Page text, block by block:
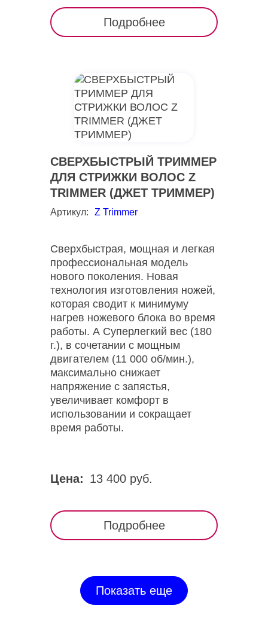
Подробнее
СВЕРХБЫСТРЫЙ ТРИММЕР
ДЛЯ СТРИЖКИ ВОЛОС Z
TRIMMER (ДЖЕТ ТРИММЕР)
Артикул: Z Trimmer
Сверхбыстрая, мощная и легкая
профессиональная модель
нового поколения. Новая
технология изготовления ножей,
которая сводит к минимуму
нагрев ножевого блока во время
работы. А Суперлегкий вес (180
г.), в сочетании с мощным
двигателем (11 000 об/мин.),
максимально снижает
напряжение с запястья,
увеличивает комфорт в
использовании и сокращает
время работы.
Цена: 13 400 руб.
Подробнее
Показать еще